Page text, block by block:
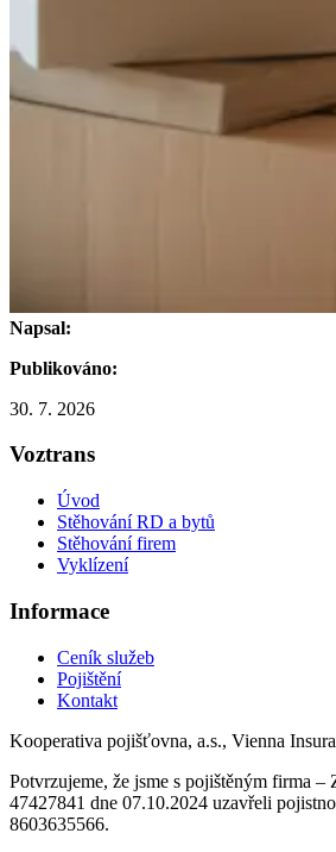
Napsal:
Publikováno:
30. 7. 2026
Voztrans
Úvod
Stěhování RD a bytů
Stěhování firem
Vyklízení
Informace
Ceník služeb
Pojištění
Kontakt
Kooperativa pojišťovna, a.s., Vienna
Potvrzujeme, že jsme s pojištěným firma –
47427841 dne 07.10.2024 uzavřeli
8603635566.